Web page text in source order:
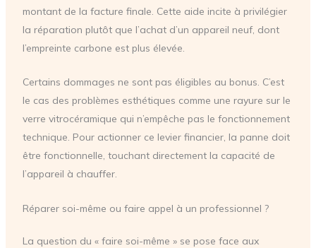
montant de la facture finale. Cette aide incite à privilégier
la réparation plutôt que l’achat d’un appareil neuf, dont
l’empreinte carbone est plus élevée.
Certains dommages ne sont pas éligibles au bonus. C’est
le cas des problèmes esthétiques comme une rayure sur le
verre vitrocéramique qui n’empêche pas le fonctionnement
technique. Pour actionner ce levier financier, la panne doit
être fonctionnelle, touchant directement la capacité de
l’appareil à chauffer.
Réparer soi-même ou faire appel à un professionnel ?
La question du « faire soi-même » se pose face aux